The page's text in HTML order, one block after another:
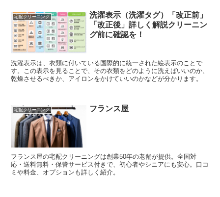
宅配クリーニング
洗濯表示（洗濯タグ）「改正前」
「改正後」詳しく解説クリーニン
グ前に確認を！
洗濯表示は、衣類に付いている国際的に統一された絵表示のことで
す。この表示を見ることで、その衣類をどのように洗えばいいのか、
乾燥させるべきか、アイロンをかけていいのかなどが分かります。
宅配クリーニング フランス屋
フランス屋の宅配クリーニングは創業50年の老舗が提供。全国対
応・送料無料・保管サービス付きで、初心者やシニアにも安心。口コ
ミや料金、オプションも詳しく紹介。